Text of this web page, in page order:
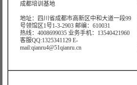
成都培训基地
地址：四川省成都市高新区中和大道一段99
号领馆区1号1-3-2903 邮编：610031
热线：4008699035 业务手机：13540421960
客服QQ:1325341129 E-
mail:qianru4@51qianru.cn